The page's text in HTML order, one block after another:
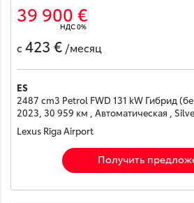
39 900 €
НДС 0%
с 423 € /месяц
ES
2487 cm3 Petrol FWD 131 kW Гибрид
2023, 30 959 км , Автоматическая ,
Lexus Rīga Airport
Получить